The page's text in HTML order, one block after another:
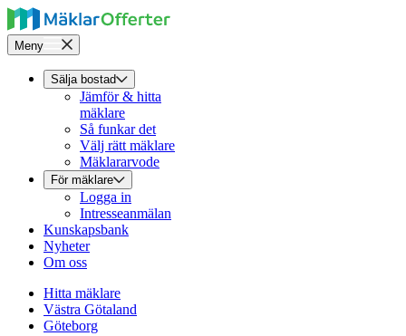
Meny
Sälja bostad
Jämför & hitta
mäklare
Så funkar det
Välj rätt mäklare
Mäklararvode
För mäklare
Logga in
Intresseanmälan
Kunskapsbank
Nyheter
Om oss
Hitta mäklare
Västra Götaland
Göteborg